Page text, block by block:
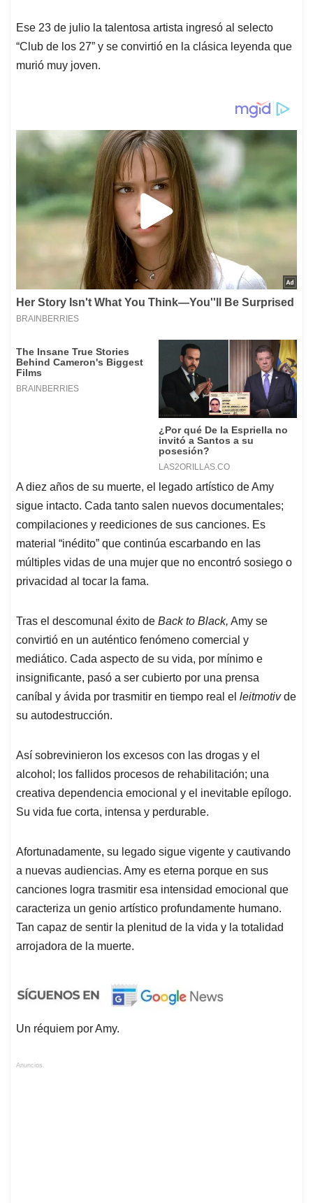
Ese 23 de julio la talentosa artista ingresó al selecto
“Club de los 27” y se convirtió en la clásica leyenda que
murió muy joven.
A diez años de su muerte, el legado artístico de Amy
sigue intacto. Cada tanto salen nuevos documentales;
compilaciones y reediciones de sus canciones. Es
material “inédito” que continúa escarbando en las
múltiples vidas de una mujer que no encontró sosiego o
privacidad al tocar la fama.
Tras el descomunal éxito de Back to Black, Amy se
convirtió en un auténtico fenómeno comercial y
mediático. Cada aspecto de su vida, por mínimo e
insignificante, pasó a ser cubierto por una prensa
caníbal y ávida por trasmitir en tiempo real el leitmotivde
su autodestrucción.
Así sobrevinieron los excesos con las drogas y el
alcohol; los fallidos procesos de rehabilitación; una
creativa dependencia emocional y el inevitable epílogo.
Su vida fue corta, intensa y perdurable.
Afortunadamente, su legado sigue vigente y cautivando
a nuevas audiencias. Amy es eterna porque en sus
canciones logra trasmitir esa intensidad emocional que
caracteriza un genio artístico profundamente humano.
Tan capaz de sentir la plenitud de la vida y la totalidad
arrojadora de la muerte.
Un réquiem por Amy.
Anuncios.